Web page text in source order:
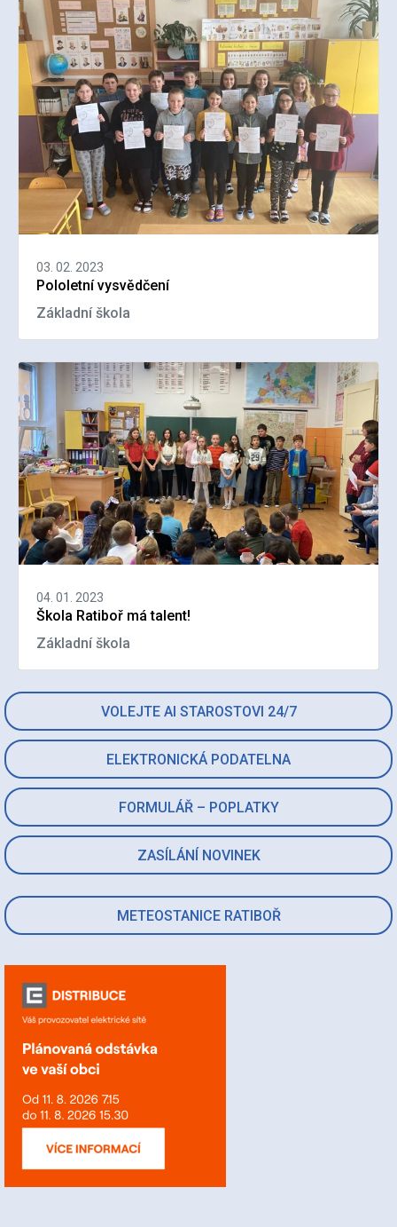
VOLEJTE AI STAROSTOVI 24/7
ELEKTRONICKÁ PODATELNA
FORMULÁŘ – POPLATKY
ZASÍLÁNÍ NOVINEK
METEOSTANICE RATIBOŘ
03. 02. 2023
Pololetní vysvědčení
Základní škola
04. 01. 2023
Škola Ratiboř má talent!
Základní škola